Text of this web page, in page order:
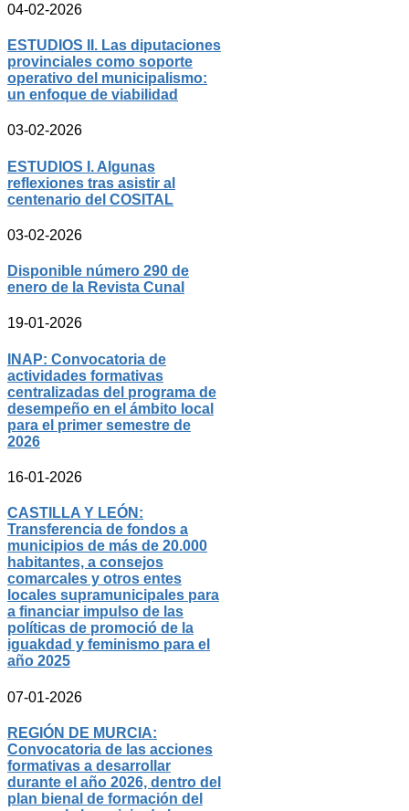
04-02-2026
ESTUDIOS II. Las diputaciones
provinciales como soporte
operativo del municipalismo:
un enfoque de viabilidad
03-02-2026
ESTUDIOS I. Algunas
reflexiones tras asistir al
centenario del COSITAL
03-02-2026
Disponible número 290 de
enero de la Revista Cunal
19-01-2026
INAP: Convocatoria de
actividades formativas
centralizadas del programa de
desempeño en el ámbito local
para el primer semestre de
2026
16-01-2026
CASTILLA Y LEÓN:
Transferencia de fondos a
municipios de más de 20.000
habitantes, a consejos
comarcales y otros entes
locales supramunicipales para
a financiar impulso de las
políticas de promoció de la
iguakdad y feminismo para el
año 2025
07-01-2026
REGIÓN DE MURCIA:
Convocatoria de las acciones
formativas a desarrollar
durante el año 2026, dentro del
plan bienal de formación del